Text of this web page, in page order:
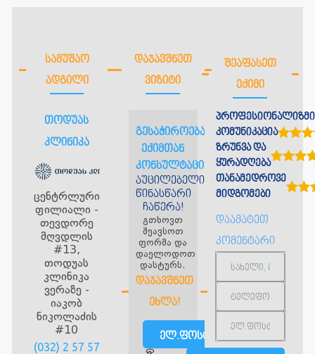
ᲡᲐᲛᲣᲨᲐᲝ
ᲐᲓᲒᲘᲚᲘ
თოდუას
კლინიკა
ცენტრლური
ფილიალი -
თევდორე
მღვდლის
#13,
თოდუას
კლინიკა
ვერაზე -
იაკობ
ნიკოლაძის
#10
(032) 2 57 57
ᲓᲐᲯᲐᲕᲨᲜᲔᲗ
ᲕᲘᲖᲘᲢᲘ
გესაჭიროებათ
ექიმთან
კონსულტაცია?
აუცილებელია
წინასწარი
ჩაწერა!
გთხოვთ
შეავსოთ
ფორმა და
დაელოდოთ
დასტურს.
ᲓᲐᲯᲐᲕᲨᲜᲔᲗ
ᲔᲮᲚᲐ!
ელ.ფოსტით
ᲨᲔᲐᲤᲐᲡᲔᲗ
ᲔᲥᲘᲛᲘ
პროფესიონალიზმი
კომუნიკაცია
ზრუნვა და
ყურადღება
თანამედროვე
მიდგომები
დაამატეთ
კომენტარი